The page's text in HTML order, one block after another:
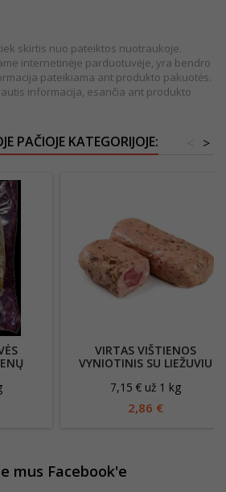
skirtis nuo pateiktos nuotraukoje.
internetinėje parduotuvėje, yra bendro
pateikiama ant produkto pakuotės.
informacija, esančia ant produkto
PAČIOJE KATEGORIJOJE: >
VIRTAS VIŠTIENOS
VYNIOTINIS SU LIEŽUVIU
7,15 € už 1 kg
2,86 €
mus Facebook'e